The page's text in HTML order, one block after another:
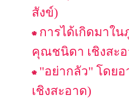
สังข์)
การได้เกิดมาใ
คุณชนิดา เชิงสะ
"อย่ากลัว" โดย
เชิงสะอาด)